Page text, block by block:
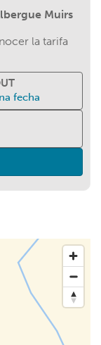
Muirs
la tarifa
fecha